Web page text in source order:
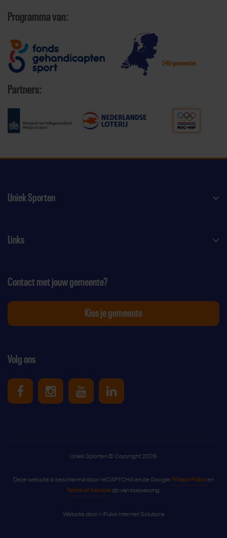
Programma van:
340 gemeenten
Partners:
Uniek Sporten
Links
Volg ons
Uniek Sporten op Facebook
Uniek Sporten op Instagram
Uniek Sporten op Youtube
Uniek Sporten op
Contact met jouw gemeente?
Kies je gemeente
Uniek Sporten © Copyright 2026
Deze website is beschermd door reCAPTCHA en de Google Privacy Policyen
Terms of Servicezijn van toepassing.
Website door I-Pulse Internet Solutions